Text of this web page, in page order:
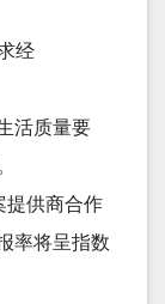
经
活质量要
提供商合作
率将呈指数